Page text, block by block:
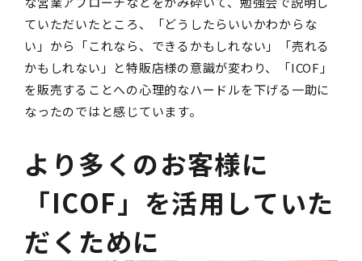
ていただいたところ、「どうしたらいいかわからな
い」から「これなら、できるかもしれない」「売れる
かもしれない」と特販店様の意識が変わり、「ICOF 」
を販売することへの心理的なハードルを下げる一助に
なったのではと感じています。
より多くのお客様に
「ICOF」を活用していた
だくために